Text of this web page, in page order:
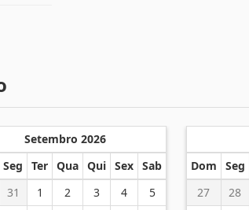
Setembro 2026
Seg Ter Qua Qui Sex
Sab
31 1 2 3 4
5
Dom
Seg
27
28